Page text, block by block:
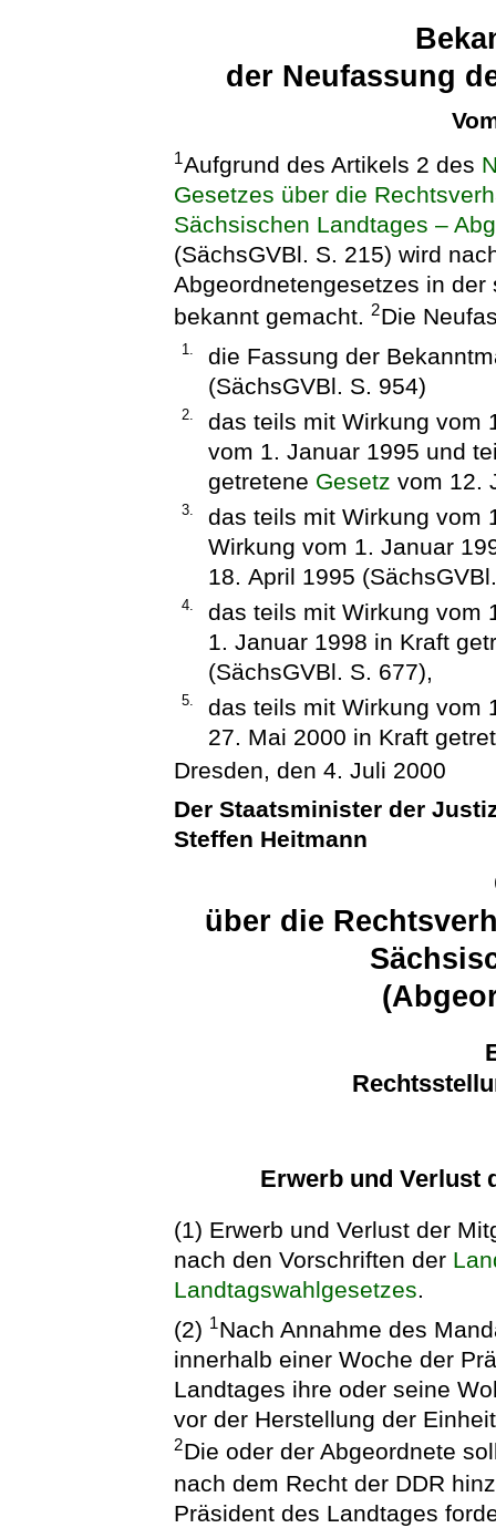
der Neufassung
1Aufgrund des Artikels 2 des
Gesetzes über die
Sächsischen Landtages –
(SächsGVBl. S. 215) wird
Abgeordnetengesetzes in der
bekannt gemacht.2Die
1.
die Fassung der
(SächsGVBl. S. 954)
2.
das teils mit Wirkung vom
vom 1. Januar 1995 und
getretene Gesetz vom 12.
3.
das teils mit Wirkung vom
Wirkung vom 1. Januar
18. April 1995
4.
das teils mit Wirkung vom
1. Januar 1998 in Kraft
(SächsGVBl. S. 677),
5.
das teils mit Wirkung vom
27. Mai 2000 in Kraft
Dresden, den 4. Juli 2000
Der Staatsminister der
Steffen Heitmann
über die
Erwerb und Verlust
(1) Erwerb und Verlust der
nach den Vorschriften der
Landtagswahlgesetzes.
(2) 1Nach Annahme des
innerhalb einer Woche der
Landtages ihre oder seine
vor der Herstellung der
2Die oder der Abgeordnete
nach dem Recht der DDR
Präsident des Landtages